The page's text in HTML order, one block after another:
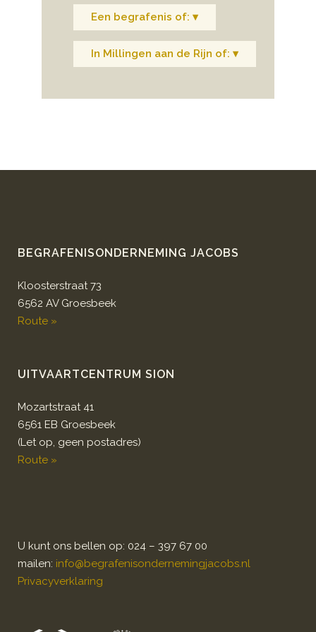
Een begrafenis of: ▾
In Millingen aan de Rijn of: ▾
BEGRAFENISONDERNEMING JACOBS
Kloosterstraat 73
6562 AV Groesbeek
Route »
UITVAARTCENTRUM SION
Mozartstraat 41
6561 EB Groesbeek
(Let op, geen postadres)
Route »
U kunt ons bellen op: 024 – 397 67 00
mailen: info@begrafenisondernemingjacobs.nl
Privacyverklaring